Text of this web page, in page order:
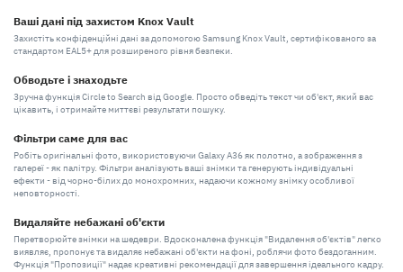
Ваші дані під захистом Knox Vault
Захистіть конфіденційні дані за допомогою Samsung Knox Vault, сертифікованого за
стандартом EAL5+ для розширеного рівня безпеки.
Обводьте і знаходьте
Зручна функція Circle to Search від Google. Просто обведіть текст чи об'єкт, який вас
цікавить, і отримайте миттєві результати пошуку.
Фільтри саме для вас
Робіть оригінальні фото, використовуючи Galaxy A36 як полотно, а зображення з
галереї - як палітру. Фільтри аналізують ваші знімки та генерують індивідуальні
ефекти - від чорно-білих до монохромних, надаючи кожному знімку особливої
неповторності.
Видаляйте небажані об'єкти
Перетворюйте знімки на шедеври. Вдосконалена функція "Видалення об'єктів" легко
виявляє, пропонує та видаляє небажані об'єкти на фоні, роблячи фото бездоганним.
Функція "Пропозиції" надає креативні рекомендації для завершення ідеального кадру.